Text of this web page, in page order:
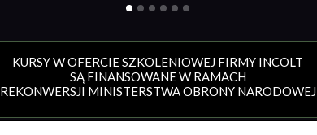
KURSY W OFERCIE SZKOLENIOWEJ FIRMY INCOLT
SĄ FINANSOWANE W RAMACH
REKONWERSJI MINISTERSTWA OBRONY NARODOWEJ